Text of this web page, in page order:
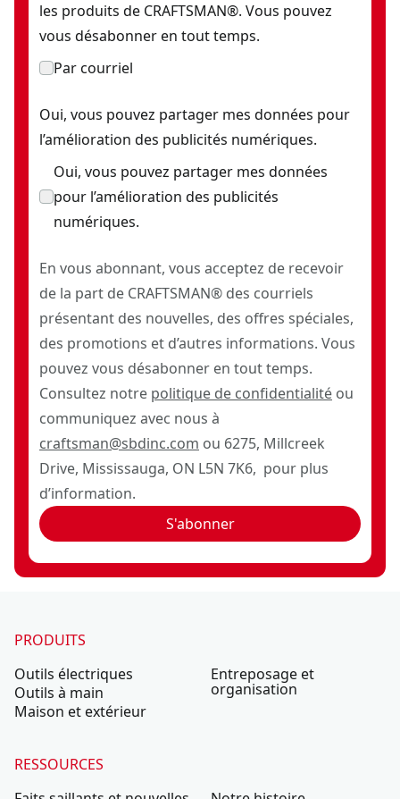
les produits de CRAFTSMAN®. Vous pouvez
vous désabonner en tout temps.
Par courriel
Oui, vous pouvez partager mes données pour
l’amélioration des publicités numériques.
Oui, vous pouvez partager mes données
pour l’amélioration des publicités
numériques.
En vous abonnant, vous acceptez de recevoir
de la part de CRAFTSMAN® des courriels
présentant des nouvelles, des offres spéciales,
des promotions et d’autres informations. Vous
pouvez vous désabonner en tout temps.
Consultez notre politique de confidentialité ou
communiquez avec nous à
craftsman@sbdinc.com ou 6275, Millcreek
Drive, Mississauga, ON L5N 7K6, pour plus
d’information.
S'abonner
PRODUITS
Outils électriques
Outils à main
Maison et extérieur
Entreposage et
organisation
RESSOURCES